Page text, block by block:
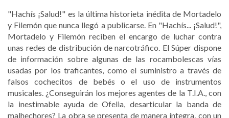
"Hachís ¡Salud!" es la última historieta inédita de Mortadelo
y Filemón que nunca llegó a publicarse. En "Hachís... ¡Salud!",
Mortadelo y Filemón reciben el encargo de luchar contra
unas redes de distribución de narcotráfico. El Súper dispone
de información sobre algunas de las rocambolescas vías
usadas por los traficantes, como el suministro a través de
falsos cochecitos de bebés o el uso de instrumentos
musicales. ¿Conseguirán los mejores agentes de la T.I.A., con
la inestimable ayuda de Ofelia, desarticular la banda de
malhechores? La obra se presenta de manera íntegra, con un